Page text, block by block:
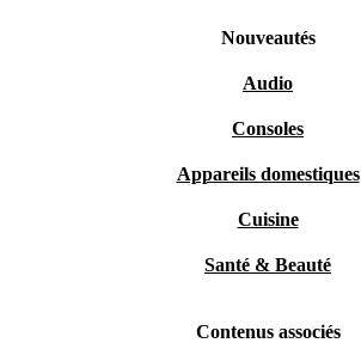
Nouveautés
Audio
Consoles
Appareils domestiques
Cuisine
Santé & Beauté
Contenus associés